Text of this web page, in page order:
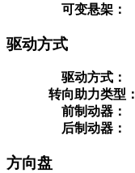
可变悬架：
驱动方式
驱动方式：
转向助力类型：
前制动器：
后制动器：
方向盘